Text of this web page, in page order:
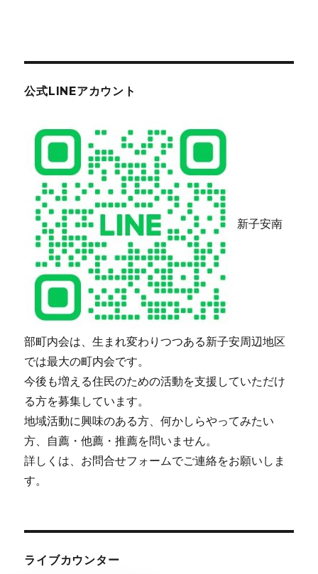
公式LINEアカウント
新子安南
部町内会は、生まれ変わりつつある新子安周辺地区
では最大の町内会です。
今後も増える住民のための活動を支援していただけ
る方を募集しています。
地域活動に興味のある方、何かしらやってみたい
方、自薦・他薦・推薦を問いません。
詳しくは、お問合せフォームでご連絡をお願いしま
す。
ライブカウンター